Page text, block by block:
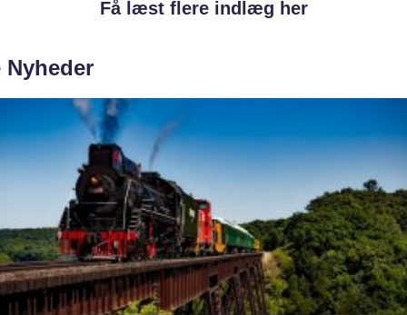
Få læst flere indlæg her
Nyheder